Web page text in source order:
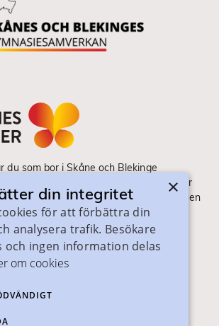
du som bor i Skåne och Blekinge
Här ser du vilka utbildningar
och antagning går till. Webbplatsen
Kommuner.
×
din integritet
för att förbättra din
analysera trafik. Besökare
och ingen information delas
om cookies